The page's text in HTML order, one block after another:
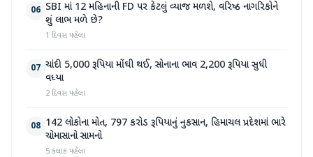
06 SBI માં 12 મહિનાની FD પર કેટલું વ્યાજ મળશે, વરિષ્ઠ નાગરિકોને
શું લાભ મળે છે?
1 દિવસ પહેલા
07 ચાંદી 5,000 રૂપિયા મોંઘી થઈ, સોનાના ભાવ 2,200 રૂપિયા સુધી
વધ્યા
2 દિવસ પહેલા
08 142 લોકોના મોત, 797 કરોડ રૂપિયાનું નુકસાન, હિમાચલ પ્રદેશમાં ભારે
ચોમાસાનો સામનો
5 કલાક પહેલા